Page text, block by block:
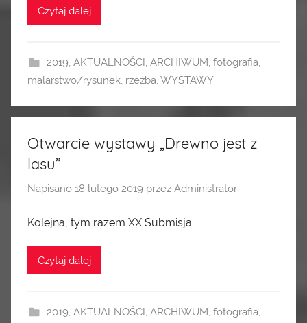
Czytaj dalej
2019, AKTUALNOŚCI , ARCHIWUM, fotografia,
malarstwo/rysunek, rzeźba, WYSTAWY
Otwarcie wystawy „Drewno jest z
lasu”
Napisano 18 lutego 2019 przez Administrator
Kolejna, tym razem XX Submisja
Czytaj dalej
2019, AKTUALNOŚCI , ARCHIWUM, fotografia,